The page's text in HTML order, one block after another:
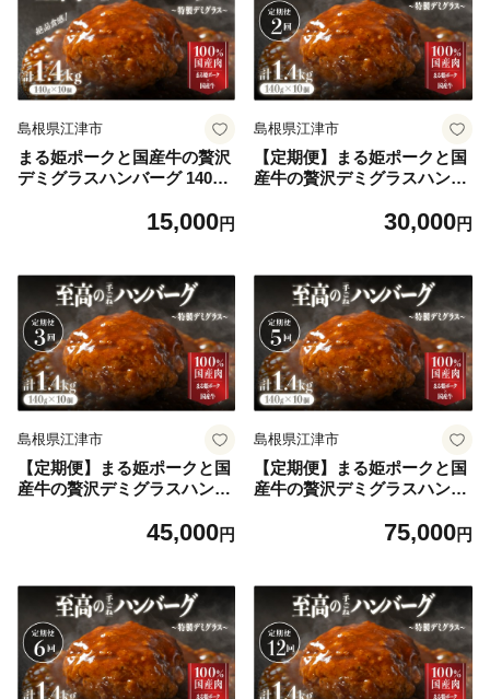
島根県江津市
まる姫ポークと国産牛の贅沢
デミグラスハンバーグ 140g×
1】 ハンバーグ 惣菜 調理済
15,000円
島根県江津市
【定期便】まる姫ポークと国
産牛の贅沢デミグラスハンバ
4 ハンバーグ 惣菜 調理済み
30,000円
島根県江津市
【定期便】まる姫ポークと国
産牛の贅沢デミグラスハンバ
5 ハンバーグ 惣菜 調理済み
45,000円
島根県江津市
【定期便】まる姫ポークと国
産牛の贅沢デミグラスハンバ
ハンバーグ 惣菜 調理済み レ
75,000円